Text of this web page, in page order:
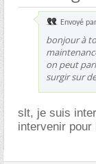
Envoyé par
bonjour à
on peut
surgir sur
slt, je suis
intervenir pour